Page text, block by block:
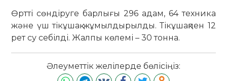
Өртті сөндіруге барлығы 296 адам, 64 техника
және үш тікұшақ жұмылдырылды. Тікұшақпен 12
рет су себілді. Жалпы көлемі – 30 тонна.
Әлеуметтік желілерде бөлісіңіз: